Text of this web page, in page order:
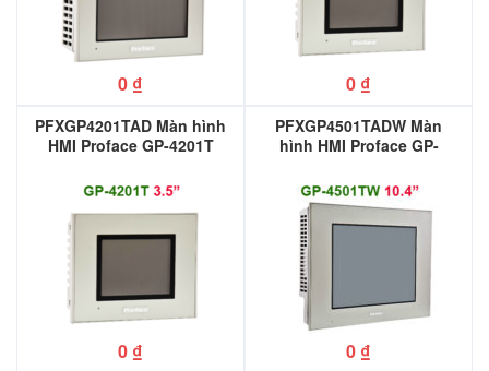
0 ₫ 0 ₫
PFXGP4201TAD Màn hình
HMI Proface GP-4201T
0 ₫
PFXGP4501TADW Màn
hình HMI Proface GP-
0 ₫